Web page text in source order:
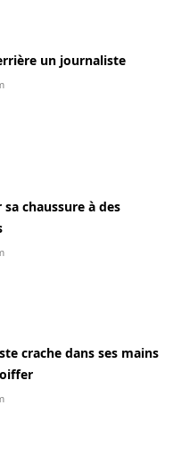
un journaliste
chaussure à des
crache dans ses mains